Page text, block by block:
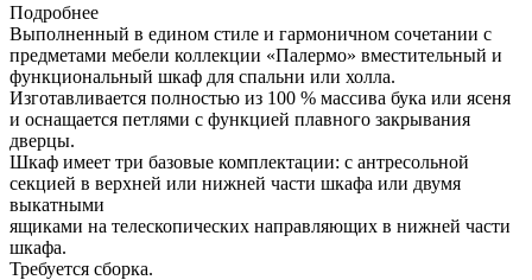
Подробнее
Выполненный в едином стиле и гармоничном сочетании с
предметами мебели коллекции «Палермо» вместительный и
функциональный шкаф для спальни или холла.
Изготавливается полностью из 100 % массива бука или ясеня
и оснащается петлями с функцией плавного закрывания
дверцы.
Шкаф имеет три базовые комплектации: c антресольной
секцией в верхней или нижней части шкафа или двумя
выкатными
ящиками на телескопических направляющих в нижней части
шкафа.
Требуется сборка.